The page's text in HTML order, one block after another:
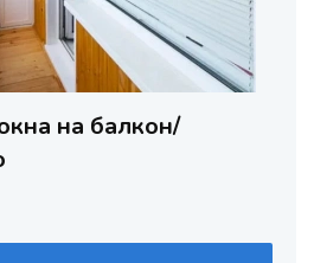
на балкон/